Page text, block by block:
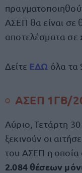
ΑΣΕΠ θα είναι σε
αποτελέσματα σε
Δείτε ΕΔΩ όλα τα
ΑΣΕΠ 1ΓΒ/
Αύριο, Τετάρτη
ξεκινούν οι
του ΑΣΕΠ η
2.084 θέσεων